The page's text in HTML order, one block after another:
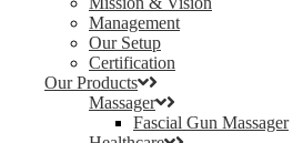
Management
Our Setup
Certification
Our Products
Massager
Fascial Gun Massager